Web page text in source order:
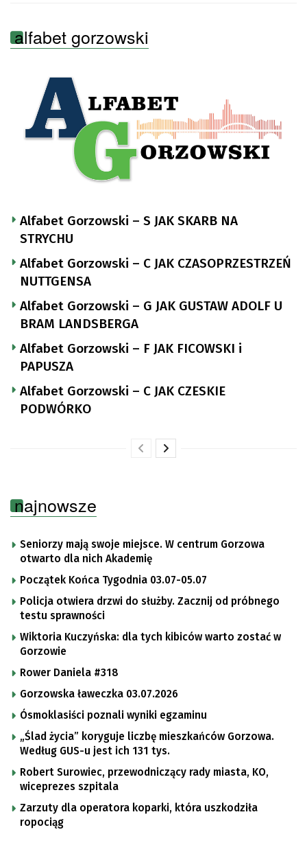
alfabet gorzowski
Alfabet Gorzowski – S JAK SKARB NA
STRYCHU
Alfabet Gorzowski – C JAK CZASOPRZESTRZEŃ
NUTTGENSA
Alfabet Gorzowski – G JAK GUSTAW ADOLF U
BRAM LANDSBERGA
Alfabet Gorzowski – F JAK FICOWSKI i
PAPUSZA
Alfabet Gorzowski – C JAK CZESKIE
PODWÓRKO
najnowsze
Seniorzy mają swoje miejsce. W centrum Gorzowa
otwarto dla nich Akademię
Początek Końca Tygodnia 03.07-05.07
Policja otwiera drzwi do służby. Zacznij od próbnego
testu sprawności
Wiktoria Kuczyńska: dla tych kibiców warto zostać w
Gorzowie
Rower Daniela #318
Gorzowska ławeczka 03.07.2026
Ósmoklasiści poznali wyniki egzaminu
„Ślad życia” koryguje liczbę mieszkańców Gorzowa.
Według GUS-u jest ich 131 tys.
Robert Surowiec, przewodniczący rady miasta, KO,
wiceprezes szpitala
Zarzuty dla operatora koparki, która uszkodziła
ropociąg